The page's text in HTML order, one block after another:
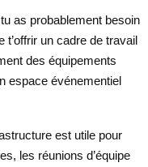
as probablement besoin
t’offrir un cadre de travail
des équipements
espace événementiel
est utile pour
les réunions d’équipe